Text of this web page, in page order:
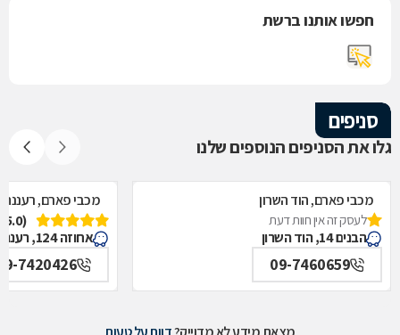
חפשו אותנו ברשת
סניפים
גלו את הסניפים הנוספים שלנו
מכבי פארם, הוד השרון
לעסק זה אין חוות דעת
הבנים 14, הוד השרון
09-7460659
מכבי פארם, רעננה
(5.0)
אחוזה 124, רעננה
7420426